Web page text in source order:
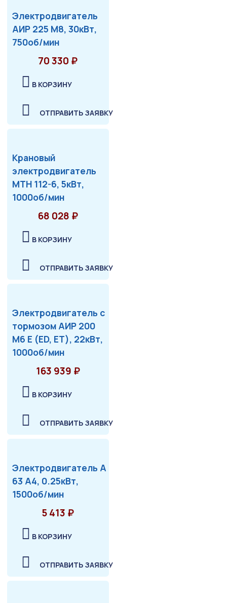
Электродвигатель
АИР 225 М8, 30кВт,
750об/мин
70 330 ₽
В КОРЗИНУ
ОТПРАВИТЬ ЗАЯВКУ
Крановый
электродвигатель
МТН 112-6, 5кВт,
1000об/мин
68 028 ₽
В КОРЗИНУ
ОТПРАВИТЬ ЗАЯВКУ
Электродвигатель с
тормозом АИР 200
М6 Е (ED, ET), 22кВт,
1000об/мин
163 939 ₽
В КОРЗИНУ
ОТПРАВИТЬ ЗАЯВКУ
Электродвигатель А
63 А4, 0.25кВт,
1500об/мин
5 413 ₽
В КОРЗИНУ
ОТПРАВИТЬ ЗАЯВКУ